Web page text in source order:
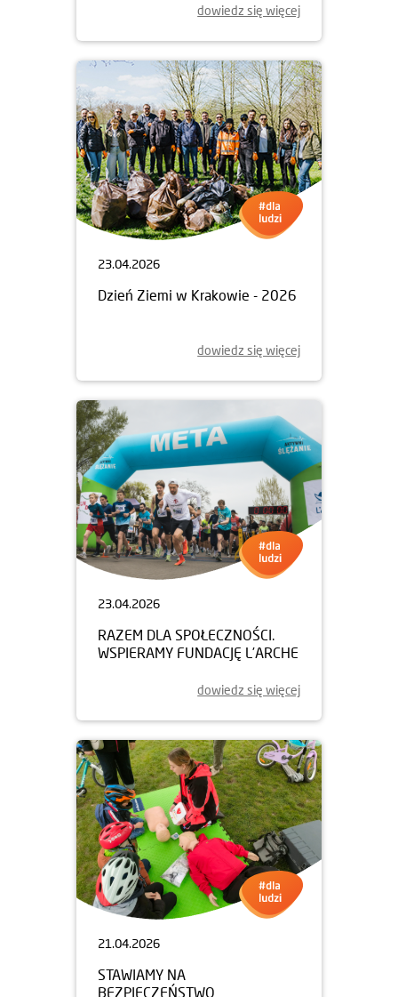
dowiedz się więcej
23.04.2026
Dzień Ziemi w Krakowie - 2026
dowiedz się więcej
23.04.2026
RAZEM DLA SPOŁECZNOŚCI.
WSPIERAMY FUNDACJĘ L’ARCHE
dowiedz się więcej
21.04.2026
STAWIAMY NA
BEZPIECZEŃSTWO